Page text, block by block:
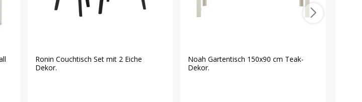
Ronin Couchtisch Set mit 2 Eiche
Dekor.
Noah Gartentisch 150x90 cm Teak-
Dekor.